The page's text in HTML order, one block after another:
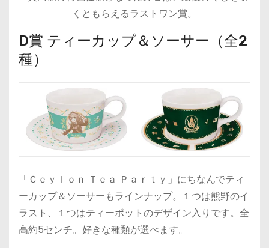
くともらえるラストワン賞。
D賞 ティーカップ＆ソーサー（全2
種）
「Ｃｅｙｌｏｎ Ｔｅａ Ｐａｒｔｙ」にちなんでティ
ーカップ＆ソーサーもラインナップ。１つは熊野のイ
ラスト、１つはティーポットのデザイン入りです。全
高約5センチ。好きな種類が選べます。